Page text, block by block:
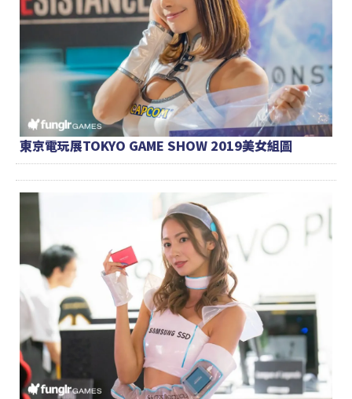
東京電玩展TOKYO GAME SHOW 2019美女組圖